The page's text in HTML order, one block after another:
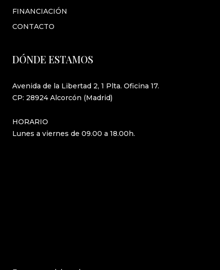
FINANCIACIÓN
CONTACTO
DÓNDE ESTAMOS
Avenida de la Libertad 2, 1 Plta. Oficina 17.
CP: 28924 Alcorcón (Madrid)
HORARIO
Lunes a viernes de 09.00 a 18.00h.